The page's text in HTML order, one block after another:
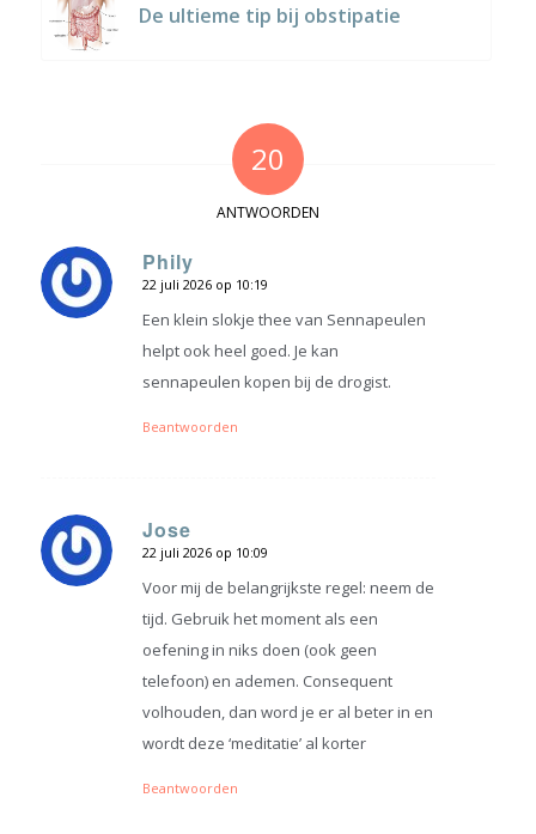
De ultieme tip bij obstipatie
20
ANTWOORDEN
Phily
zegt:
22 juli 2026 op 10:19
Een klein slokje thee van Sennapeulen
helpt ook heel goed. Je kan
sennapeulen kopen bij de drogist.
Beantwoorden
Jose
zegt:
22 juli 2026 op 10:09
Voor mij de belangrijkste regel: neem de
tijd. Gebruik het moment als een
oefening in niks doen (ook geen
telefoon) en ademen. Consequent
volhouden, dan word je er al beter in en
wordt deze ‘meditatie’ al korter
Beantwoorden